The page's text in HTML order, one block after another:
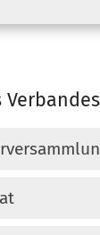
Verbandes